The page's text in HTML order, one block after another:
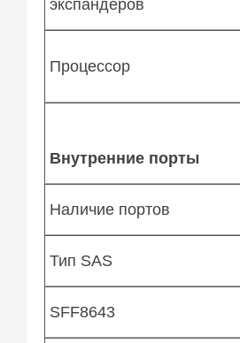
экспандеров
Процессор
Внутренние порты
Наличие портов
Тип SAS
SFF8643